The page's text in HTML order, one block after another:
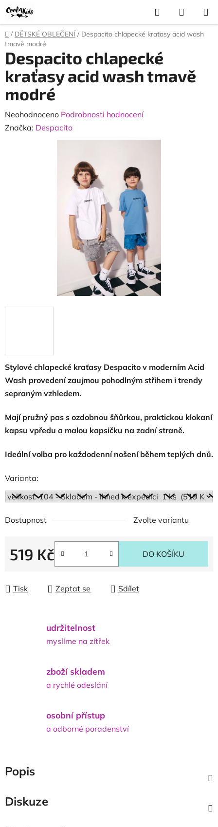
Přejít
na
obsah
Hledat
KOŠÍK
Domů
/ DĚTSKÉ OBLEČENÍ / Despacito chlapecké kraťasy acid wash
tmavě modré
Stylové chlapecké kraťasy Despacito v moderním Acid
Wash provedení zaujmou pohodlným střihem i trendy
sepraným vzhledem.
Mají pružný pas s ozdobnou šňůrkou, praktickou klokaní
kapsu vpředu a malou kapsičku na zadní straně.
Ideální volba pro každodenní nošení během teplých dnů.
Varianta:
Dostupnost Zvolte variantu
519 Kč DO KOŠÍKU
Tisk Zeptat se Sdílet
Despacito chlapecké
kraťasy acid wash tmavě
modré
Průměrné
hodnocení
Neohodnoceno Podrobnosti hodnocení
Značka: Despacito
udržitelnost
myslíme na zítřek
zboží skladem
a rychlé odeslání
osobní přístup
a odborné poradenství
Popis
Diskuze